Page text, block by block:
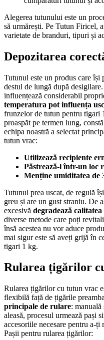
Alegerea tutunului este un
să urmărești. Pe Tutun Firicel,
varietate de branduri, tipuri și
Depozitarea
Tutunul este un produs care își
destul de lungă după
influențează considerabil
temperatura pot influența
frunzelor de tutun pentru tigari
proaspăt pe termen lung,
echipa noastră a selectat
tutun vrac:
Utilizează recipiente
Păstrează-l într-un loc
Menține umiditatea de
Tutunul prea uscat, de regulă
greu și are un gust straniu. De
excesivă degradează
diverse metode care poți
însă acestea nu vor aduce
mai sigur este să aveți grijă în
tigari 1 kg.
Rularea țigărilor
Rularea țigărilor cu tutun vrac
flexibilă față de țigările
principale de rulare: manuală
aleasă, procesul urmează pași
accesoriile necesare pentru a-
Pașii pentru rularea țigărilor: